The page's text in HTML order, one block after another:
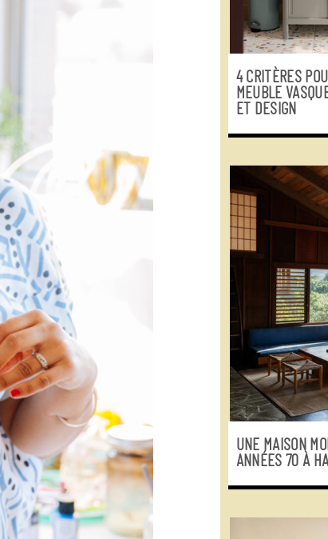
4 CRITÈRES
MEUBLE
ET DESIGN
UNE MAISON
ANNÉES 70 À